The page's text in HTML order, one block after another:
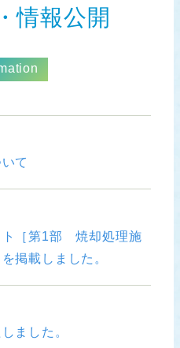
情報公開
て
ト［第1部 焼却処理施
掲載しました。
ました。